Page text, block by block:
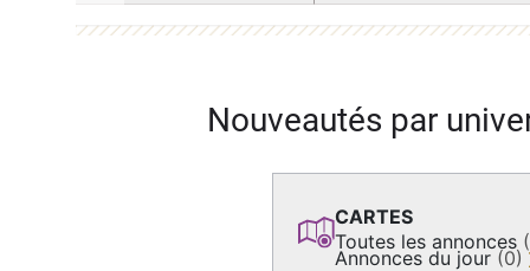
Nouveautés par
CARTES
Toutes les annonces
Annonces du jour (0)